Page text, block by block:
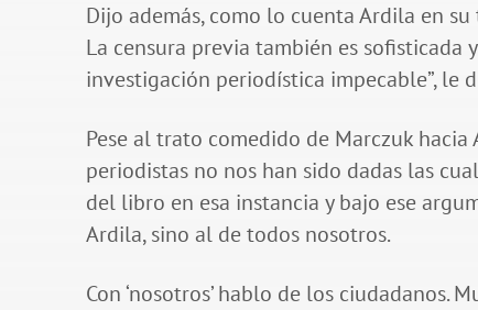
Dijo además, como lo cuenta Ardila en
La censura previa también es sofisticada
investigación periodística impecable”, le
Pese al trato comedido de Marczuk
periodistas no nos han sido dadas las
del libro en esa instancia y bajo ese
Ardila, sino al de todos nosotros.
Con ‘nosotros’ hablo de los ciudadanos.